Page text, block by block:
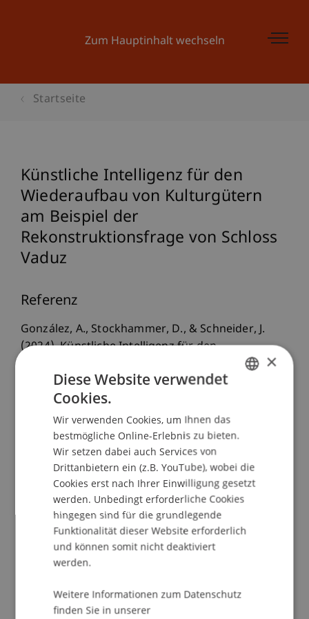
Zum Hauptinhalt wechseln
Startseite
Künstliche Intelligenz für den
Wiederaufbau von Kulturgütern
am Beispiel der
Rekonstruktionsfrage von Schloss
Vaduz
Referenz
González, A., Stockhammer, D., & Schneider, J.
(2024). Künstliche Intelligenz für den
Wiederaufbau von Kulturgütern am Beispiel der
Rekonstruktionsfrage von Schloss Vaduz.
Forschungsmagazin 160 im Quadrat
Publikationsart
Beitrag in wissenschaftlicher Fachzeitschrift
Mitarbeitende
Prof. Dr. Johannes Schneider
Dr. Andrea Gonzalez
×
Diese Website verwendet
Cookies.
Wir verwenden Cookies, um Ihnen das
bestmögliche Online-Erlebnis zu bieten.
Wir setzen dabei auch Services von
Drittanbietern ein (z.B. YouTube), wobei die
Cookies erst nach Ihrer Einwilligung gesetzt
werden. Unbedingt erforderliche Cookies
hingegen sind für die grundlegende
Funktionalität dieser Website erforderlich
und können somit nicht deaktiviert
werden.
Weitere Informationen zum Datenschutz
finden Sie in unserer